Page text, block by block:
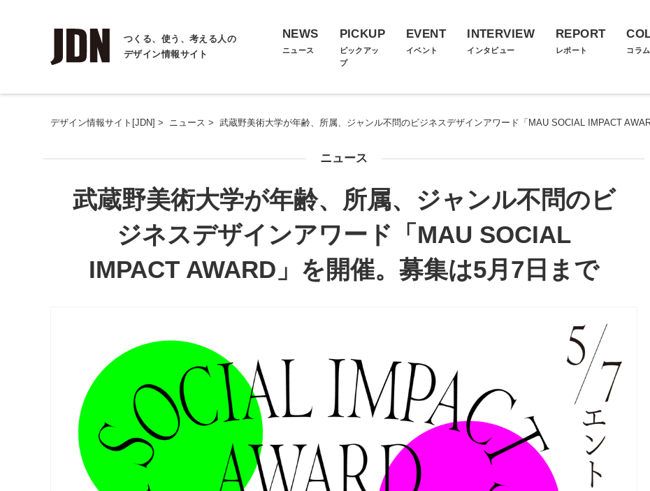
つくる、使う、考える人の
デザイン情報サイト
NEWS
ニュース
PICKUP
ピックアッ
プ
EVENT
イベント
INTERVIEW
インタビュー
REPORT
レポート コラム
デザイン情報サイト[JDN] > ニュース > 武蔵野美術大学が年齢、所属、ジャンル不問のビジネスデザインアワード「MAU SOCIAL IMPACT
ニュース
武蔵野美術大学が年齢、所属、ジャンル不問のビ
ジネスデザインアワード「MAU SOCIAL
IMPACT AWARD」を開催。募集は5月7日まで